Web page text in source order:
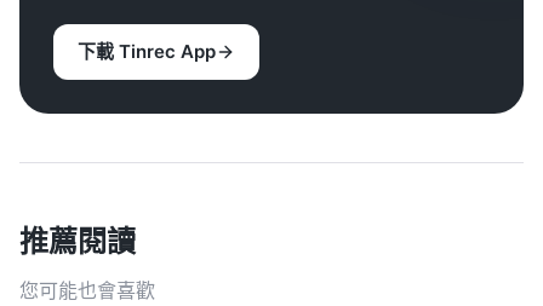
下載 Tinrec App
推薦閱讀
您可能也會喜歡